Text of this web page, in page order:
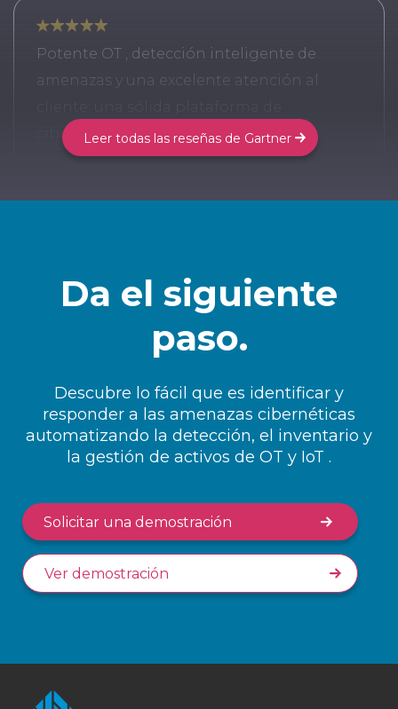
Potente OT , detección inteligente de
amenazas y una excelente atención al
ciberseguridad industrial.
Sigue siendo líder del sector y ofrece
soluciones para OT y la gestión de riesgos
Vicepresidente de Tecnologías de la
Inmobiliario
Los resultados transformadores, junto con
la organización
Director de TI
Gobierno federal
Leer todas las reseñas de Gartner
Da el siguiente
paso.
Descubre lo fácil que es identificar y
responder a las amenazas cibernéticas
automatizando la detección, el inventario y
la gestión de activos de OT y IoT .
Solicitar una demostración
Ver demostración